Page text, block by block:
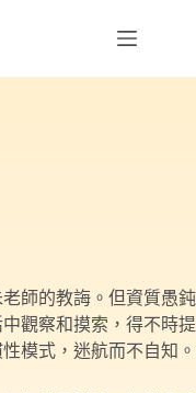
師的教誨。但資質愚鈍
觀察和摸索，得不時提
模式，迷航而不自知。